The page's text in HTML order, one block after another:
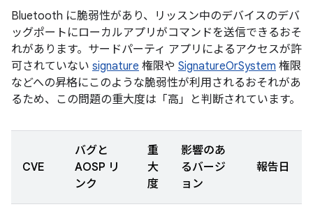
Bluetooth に脆弱性があり、リッスン中のデバイスのデバ
ッグポートにローカルアプリがコマンドを送信できるおそ
れがあります。サードパーティ アプリによるアクセスが許
可されていない signature 権限や SignatureOrSystem 権限
などへの昇格にこのような脆弱性が利用されるおそれがあ
るため、この問題の重大度は「高」と判断されています。
CVE
バグと
AOSP リ
ンク
重
大
度
影響のあ
るバージ
ョン
報告日